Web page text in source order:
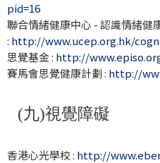
pid=16
聯合情緒健康中心 - 認識情緒健
: http://www.ucep.org.hk/
思覺基金 : http://
賽馬會思覺健康計劃 : http://
(九)視覺障礙
香港心光學校 : http://